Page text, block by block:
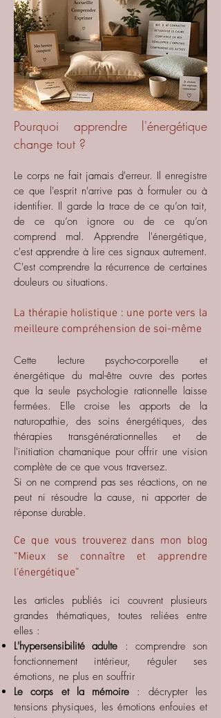
Pourquoi apprendre l'énergétique
change tout ?
Le corps ne fait jamais d'erreur. Il enregistre
ce que l'esprit n'arrive pas à formuler ou à
identifier. Il garde la trace de ce qu’on tait,
de ce qu’on ignore ou de ce qu’on
comprend mal. Apprendre l'énergétique,
c'est apprendre à lire ces signaux autrement.
C'est comprendre la récurrence de certaines
douleurs ou situations.
La thérapie holistique : une porte vers la
meilleure compréhension de soi-même
Cette lecture psycho-corporelle et
énergétique du mal-être ouvre des portes
que la seule psychologie rationnelle laisse
fermées. Elle croise les apports de la
naturopathie, des soins énergétiques, des
thérapies transgénérationnelles et de
l'initiation chamanique pour offrir une vision
complète de ce que vous traversez.
Si on ne comprend pas ses réactions, on ne
peut ni résoudre la cause, ni apporter de
réponse durable.
Ce que vous trouverez dans mon blog
“Mieux se connaître et apprendre
l’énergétique”
Les articles publiés ici couvrent plusieurs
grandes thématiques, toutes reliées entre
elles :
L'hypersensibilité adulte : comprendre son
fonctionnement intérieur, réguler ses
émotions, ne plus en souffrir
Le corps et la mémoire : décrypter les
tensions physiques, les émotions enfouies et